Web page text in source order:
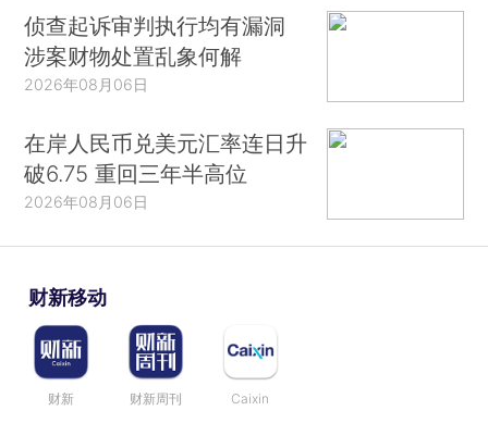
侦查起诉审判执行均有漏洞
涉案财物处置乱象何解
2026年08月06日
在岸人民币兑美元汇率连日升
破6.75 重回三年半高位
2026年08月06日
财新移动
财新 财新周刊 Caixin